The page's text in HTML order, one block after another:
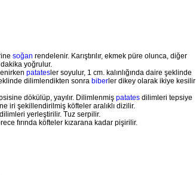
soğan rendelenir. Karıştırılır, ekmek püre olunca, diğer
dakika yoğrulur.
patates ler soyulur, 1 cm. kalınlığında daire şeklinde
dilimlendikten sonra biber ler dikey olarak ikiye kesilir
dökülüp, yayılır. Dilimlenmiş patates dilimleri tepsiye
iri şekillendirilmiş köfteler aralıklı dizilir.
dilimleri yerleştirilir. Tuz serpilir.
fırında köfteler kızarana kadar pişirilir.